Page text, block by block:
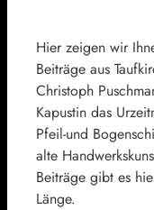
Hier zeigen wir
Beiträge aus
Christoph
Kapustin das
Pfeil-und
alte
Beiträge gibt es
Länge.